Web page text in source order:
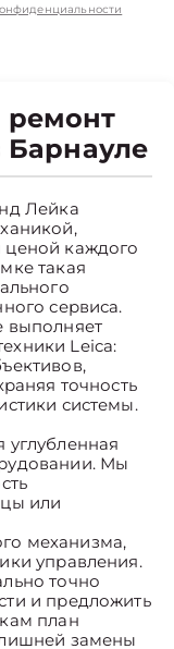
Барнауле
Лейка
каждого
такая
сервиса.
выполняет
Leica:
точность
системы.
Мы
или
механизма,
управления.
точно
и предложить
план
замены